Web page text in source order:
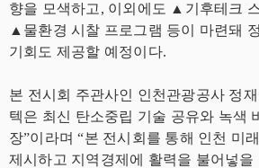
향을 모색하고, 이외에도 ▲기후테크
▲물환경 시찰 프로그램 등이 마련돼
기회도 제공할 예정이다.
본 전시회 주관사인 인천관광공사 정
텍은 최신 탄소중립 기술 공유와 녹색
장”이라며 “본 전시회를 통해 인천 미
제시하고 지역경제에 활력을 불어넣을